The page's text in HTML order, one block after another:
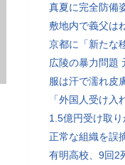
真夏に完全防備
敷地内で義父は
京都に「新たな
広陵の暴力問題
服は汗で濡れ皮
「外国人受け入
1.5億円受け取
正常な組織を誤
有明高校、9回2